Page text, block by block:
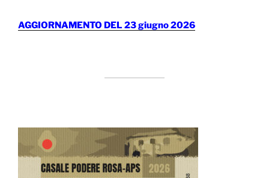
AGGIORNAMENTO DEL 23 giugno 2026